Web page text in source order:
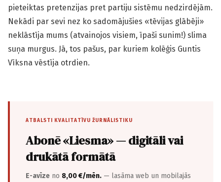
pieteiktas pretenzijas pret partiju sistēmu nedzirdējām.
Nekādi par sevi nez ko sadomājušies «tēvijas glābēji»
neklāstīja mums (atvainojos visiem, īpaši sunim!) slima
suņa murgus. Jā, tos pašus, par kuriem kolēģis Guntis
Vīksna vēstīja otrdien.
ATBALSTI KVALITATĪVU ŽURNĀLISTIKU
Abonē «Liesma» — digitāli vai
drukātā formātā
E-avīze no 8,00 €/mēn. — lasāma web un mobilajās